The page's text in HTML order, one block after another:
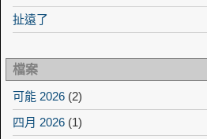
扯遠了
檔案
可能 2026 (2)
四月 2026 (1)